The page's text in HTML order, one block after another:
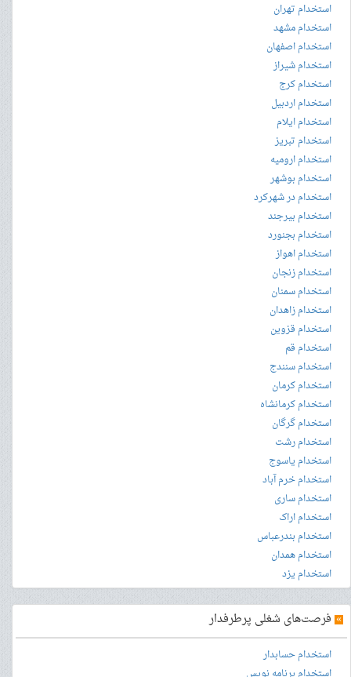
استخدام تهران
استخدام مشهد
استخدام اصفهان
استخدام شیراز
استخدام کرج
استخدام اردبیل
استخدام ایلام
استخدام تبریز
استخدام ارومیه
استخدام بوشهر
استخدام در شهرکرد
استخدام بیرجند
استخدام بجنورد
استخدام اهواز
استخدام زنجان
استخدام سمنان
استخدام زاهدان
استخدام قزوین
استخدام قم
استخدام سنندج
استخدام کرمان
استخدام کرمانشاه
استخدام گرگان
استخدام رشت
استخدام یاسوج
استخدام خرم آباد
استخدام ساری
استخدام اراک
استخدام بندرعباس
استخدام همدان
استخدام یزد
» فرصت‌های شغلی پرطرفدار
استخدام حسابدار